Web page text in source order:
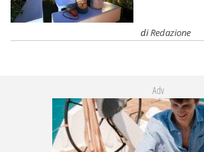
diRedazione
Adv